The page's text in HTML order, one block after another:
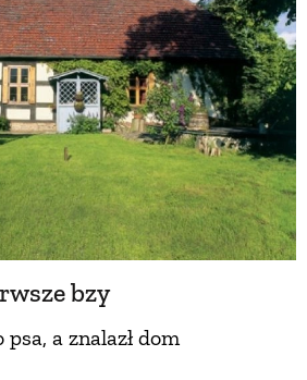
bzy
psa, a znalazł dom